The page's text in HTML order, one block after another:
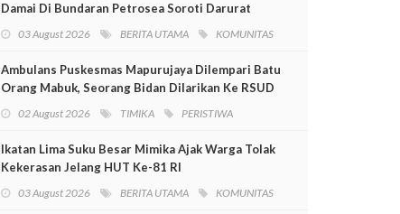
Damai Di Bundaran Petrosea Soroti Darurat
03 August 2026 BERITA UTAMA KOMUNITAS
Ambulans Puskesmas Mapurujaya Dilempari Batu
Orang Mabuk, Seorang Bidan Dilarikan Ke RSUD
02 August 2026 TIMIKA PERISTIWA
Ikatan Lima Suku Besar Mimika Ajak Warga Tolak
Kekerasan Jelang HUT Ke-81 RI
03 August 2026 BERITA UTAMA KOMUNITAS